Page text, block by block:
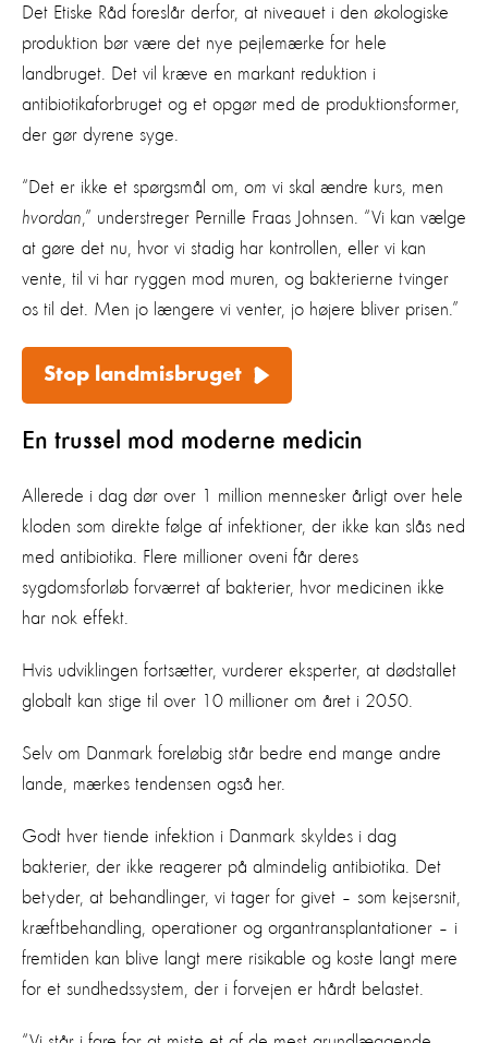
Det Etiske Råd foreslår derfor, at niveauet i den økologiske
produktion bør være det nye pejlemærke for hele
landbruget. Det vil kræve en markant reduktion i
antibiotikaforbruget og et opgør med de produktionsformer,
der gør dyrene syge.
“Det er ikke et spørgsmål om, om vi skal ændre kurs, men
hvordan ,” understreger Pernille Fraas Johnsen. “Vi kan vælge
at gøre det nu, hvor vi stadig har kontrollen, eller vi kan
vente, til vi har ryggen mod muren, og bakterierne tvinger
os til det. Men jo længere vi venter, jo højere bliver prisen.”
Stop landmisbruget
En trussel mod moderne medicin
Allerede i dag dør over 1 million mennesker årligt over hele
kloden som direkte følge af infektioner, der ikke kan slås ned
med antibiotika. Flere millioner oveni får deres
sygdomsforløb forværret af bakterier, hvor medicinen ikke
har nok effekt.
Hvis udviklingen fortsætter, vurderer eksperter, at dødstallet
globalt kan stige til over 10 millioner om året i 2050.
Selv om Danmark foreløbig står bedre end mange andre
lande, mærkes tendensen også her.
Godt hver tiende infektion i Danmark skyldes i dag
bakterier, der ikke reagerer på almindelig antibiotika. Det
betyder, at behandlinger, vi tager for givet – som kejsersnit,
kræftbehandling, operationer og organtransplantationer – i
fremtiden kan blive langt mere risikable og koste langt mere
for et sundhedssystem, der i forvejen er hårdt belastet.